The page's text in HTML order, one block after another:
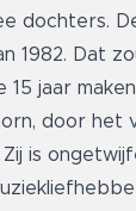
dochters.
1982. Dat
jaar
door het
Zij is